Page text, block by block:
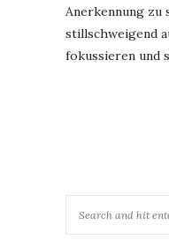
Anerkennung zu
stillschweigend
fokussieren und